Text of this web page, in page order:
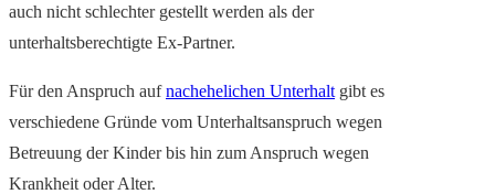
auch nicht schlechter gestellt werden als der
unterhaltsberechtigte Ex-Partner.
Für den Anspruch aufnachehelichen Unterhalt gibt es
verschiedene Gründe vom Unterhaltsanspruch wegen
Betreuung der Kinder bis hin zum Anspruch wegen
Krankheit oder Alter.